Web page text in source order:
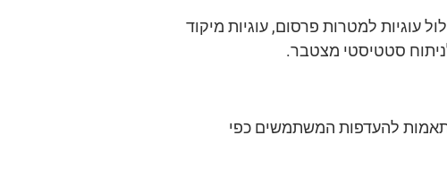
עוגיות למטרות פרסום, עוגיות מיקוד
להעדפות המשתמשים כפי